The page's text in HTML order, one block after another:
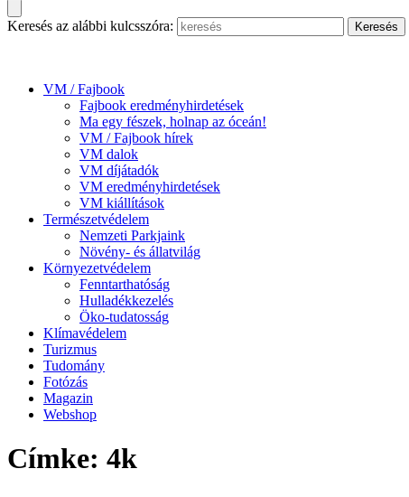
Keresés az alábbi kulcsszóra:
VM / Fajbook
Fajbook eredményhirdetések
Ma egy fészek, holnap az óceán!
VM / Fajbook hírek
VM dalok
VM díjátadók
VM eredményhirdetések
VM kiállítások
Természetvédelem
Nemzeti Parkjaink
Növény- és állatvilág
Környezetvédelem
Fenntarthatóság
Hulladékkezelés
Öko-tudatosság
Klímavédelem
Turizmus
Tudomány
Fotózás
Magazin
Webshop
Címke: 4k